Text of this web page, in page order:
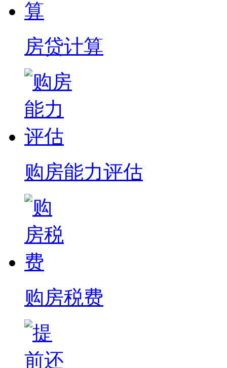
房贷计算
购房能力评估
购房税费